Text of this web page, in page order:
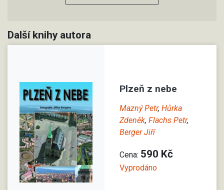
Další knihy autora
Plzeň z nebe
Mazný Petr, Hůrka
Zdeněk, Flachs Petr,
Berger Jiří
Cena: 590 Kč
Vyprodáno